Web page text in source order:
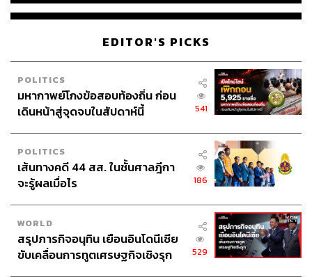
ข้อมูลจากบริษัทที่ปรึกษา Challenger, Gray & Christmas
50,000 ตำแหน่งในช่วงถึงเดือนเมษายนปีนี้ ซึ่งสะท้อนว่าไม่
ว่างานจะถูกแทนที่ด้วย AI โดยตรงหรือไม่ แต่งบประมาณ
สำหรับตำแหน่งเหล่านั้นกำลังถูกโยกไปลงทุนกับ AI แทน
หมายเหตุ : ใช้อัตราแลกเปลี่ยน 1 ดอลลาร์สหรัฐ เท่ากับ
32.58 บาท ณ วันที่ 27 พฤษภาคม 2569
ภาพ:Anna Moneymaker / Getty Images
อ้างอิง:
https://time.com/article/2026/05/26/sam-altman-ai-job
-losses-openAI-/
https://www.reuters.com/world/asia-pacific/openais-a
ltman-says-ai-unlikely-lead-jobs-apocalypse-2026-0
EDITOR'S PICKS
POLITICS
มหากาพย์โกงข้อสอบท้องถิ่น ก่อน
เดินหน้าสู่จุดจบในสัปดาห์นี้
541
POLITICS
เส้นทางคดี 44 สส. ในชั้นศาลฎีกา
จะรู้ผลเมื่อไร
186
WORLD
สรุปภารกิจอนุทิน เยือนอินโดนีเซีย
ขับเคลื่อนการทูตเศรษฐกิจเชิงรุก
529